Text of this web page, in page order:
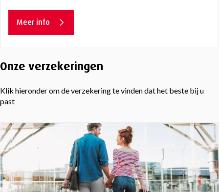
Meer info
Onze verzekeringen
Klik hieronder om de verzekering te vinden dat het beste bij u
past